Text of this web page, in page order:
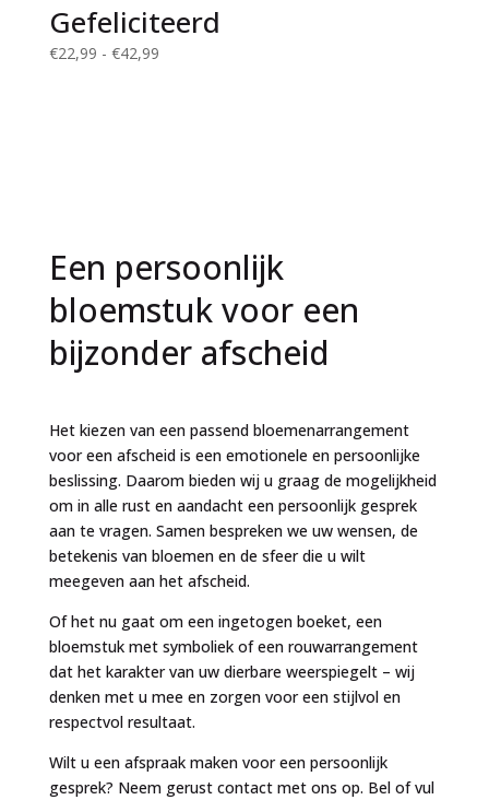
Gefeliciteerd
€22,99 - €42,99Prijsklasse:
Een persoonlijk
bloemstuk voor een
bijzonder afscheid
Het kiezen van een passend bloemenarrangement
voor een afscheid is een emotionele en persoonlijke
beslissing. Daarom bieden wij u graag de mogelijkheid
om in alle rust en aandacht een persoonlijk gesprek
aan te vragen. Samen bespreken we uw wensen, de
betekenis van bloemen en de sfeer die u wilt
meegeven aan het afscheid.
Of het nu gaat om een ingetogen boeket, een
bloemstuk met symboliek of een rouwarrangement
dat het karakter van uw dierbare weerspiegelt – wij
denken met u mee en zorgen voor een stijlvol en
respectvol resultaat.
Wilt u een afspraak maken voor een persoonlijk
gesprek? Neem gerust contact met ons op. Bel of vul